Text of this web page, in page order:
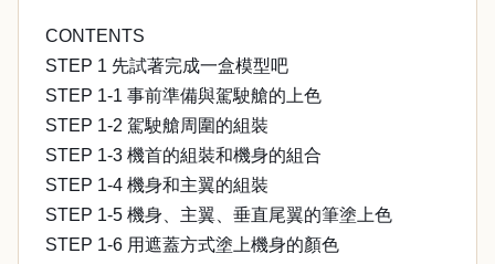
CONTENTS
STEP 1 先試著完成一盒模型吧
STEP 1-1 事前準備與駕駛艙的上色
STEP 1-2 駕駛艙周圍的組裝
STEP 1-3 機首的組裝和機身的組合
STEP 1-4 機身和主翼的組裝
STEP 1-5 機身、主翼、垂直尾翼的筆塗上色
STEP 1-6 用遮蓋方式塗上機身的顏色